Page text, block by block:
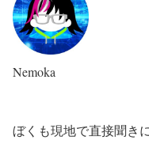
Nemoka
ぼくも現地で直接聞き